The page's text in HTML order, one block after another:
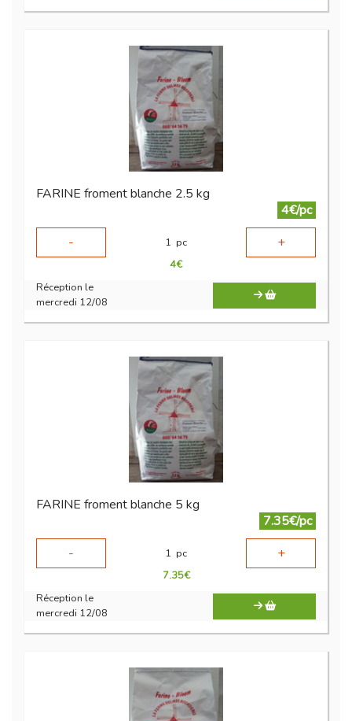
FARINE froment blanche 2.5 kg
4€/pc
-
1 pc +
4€
Réception le
mercredi 12/08
FARINE froment blanche 5 kg
7.35€/pc
-
1 pc +
7.35€
Réception le
mercredi 12/08